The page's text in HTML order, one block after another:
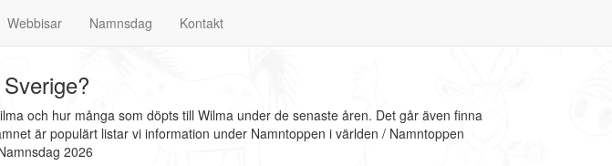
Webbisar Namnsdag Kontakt
och hur många som döpts till Wilma under de senaste åren. Det går även finna
är populärt listar vi information under Namntoppen i världen / Namntoppen
2026